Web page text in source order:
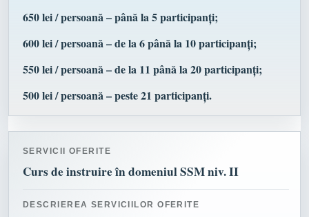
650 lei / persoană – până la 5 participanți;
600 lei / persoană – de la 6 până la 10 participanți;
550 lei / persoană – de la 11 până la 20 participanți;
500 lei / persoană – peste 21 participanți.
SERVICII OFERITE
Curs de instruire în domeniul SSM niv. II
DESCRIEREA SERVICIILOR OFERITE